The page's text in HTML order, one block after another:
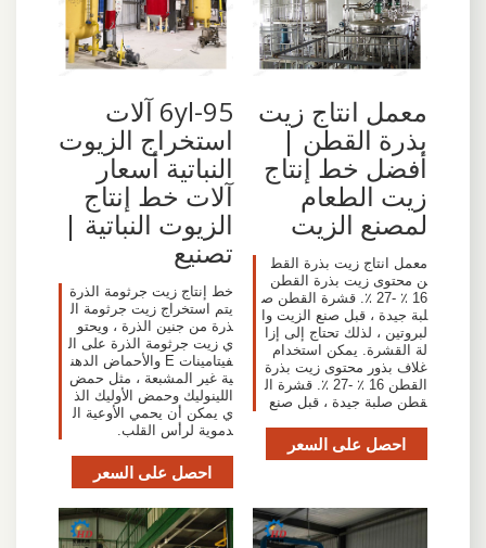
معمل انتاج زيت
بذرة القطن |
أفضل خط إنتاج
زيت الطعام
لمصنع الزيت
معمل انتاج زيت بذرة القط
ن محتوى زيت بذرة القطن
16 ٪ -27 ٪. قشرة القطن ص
لبة جيدة ، قبل صنع الزيت وا
لبروتين ، لذلك تحتاج إلى إزا
لة القشرة. يمكن استخدام
غلاف بذور محتوى زيت بذرة
القطن 16 ٪ -27 ٪. قشرة ال
قطن صلبة جيدة ، قبل صنع
احصل على السعر
6yl-95 آلات
استخراج الزيوت
النباتية أسعار
آلات خط إنتاج
الزيوت النباتية |
تصنيع
خط إنتاج زيت جرثومة الذرة
يتم استخراج زيت جرثومة ال
ذرة من جنين الذرة ، ويحتو
ي زيت جرثومة الذرة على ال
فيتامينات E والأحماض الدهن
ية غير المشبعة ، مثل حمض
اللينوليك وحمض الأوليك الذ
ي يمكن أن يحمي الأوعية ال
دموية لرأس القلب.
احصل على السعر